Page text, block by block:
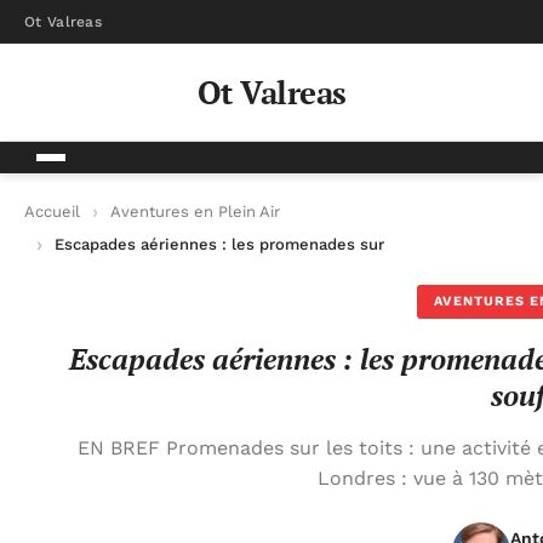
Ot Valreas
Ot Valreas
Accueil
Aventures en Plein Air
Escapades aériennes : les promenades sur les toits qui vous
AVENTURES
Escapades aériennes : les
EN BREF Promenades sur les toits : une
Londres : vue à 130